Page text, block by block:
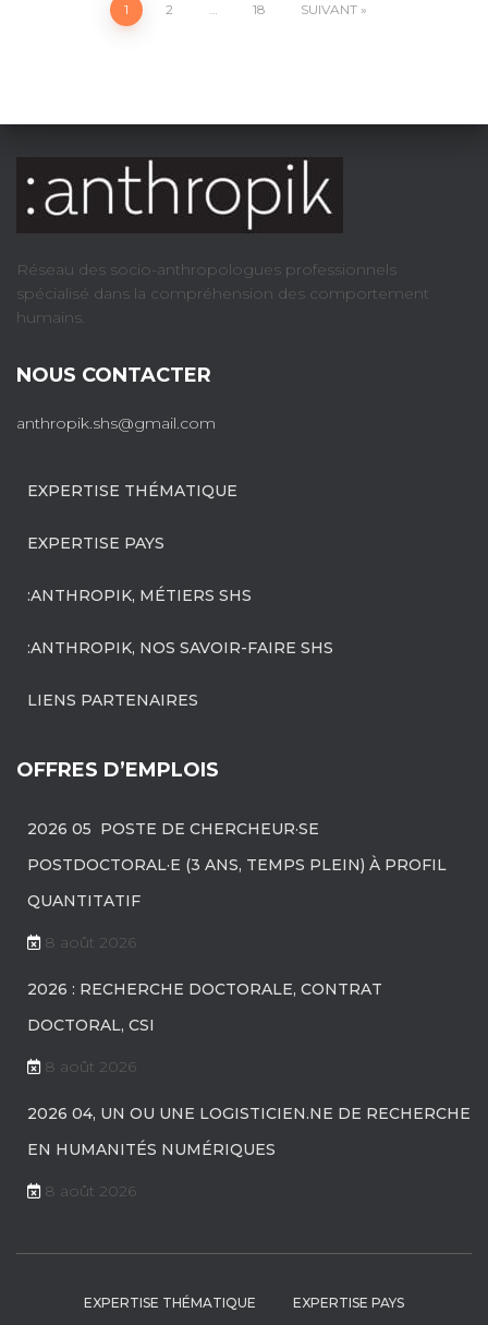
1 2 … 18 SUIVANT
Réseau des socio-anthropologues professionnels
spécialisé dans la compréhension des comportement
humains.
NOUS CONTACTER
anthropik.shs@gmail.com
EXPERTISE THÉMATIQUE
EXPERTISE PAYS
:ANTHROPIK, MÉTIERS SHS
:ANTHROPIK, NOS SAVOIR-FAIRE SHS
LIENS PARTENAIRES
OFFRES D’EMPLOIS
2026 05 POSTE DE CHERCHEUR·SE
POSTDOCTORAL·E (3 ANS, TEMPS PLEIN) À PROFIL
QUANTITATIF
8 août 2026
2026 : RECHERCHE DOCTORALE, CONTRAT
DOCTORAL, CSI
8 août 2026
2026 04, UN OU UNE LOGISTICIEN.NE DE RECHERCHE
EN HUMANITÉS NUMÉRIQUES
8 août 2026
EXPERTISE THÉMATIQUE EXPERTISE PAYS